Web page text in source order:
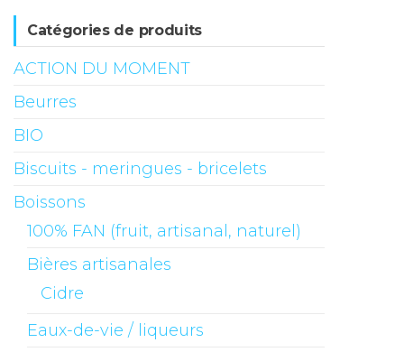
Catégories de produits
ACTION DU MOMENT
Beurres
BIO
Biscuits - meringues - bricelets
Boissons
100% FAN (fruit, artisanal, naturel)
Bières artisanales
Cidre
Eaux-de-vie / liqueurs